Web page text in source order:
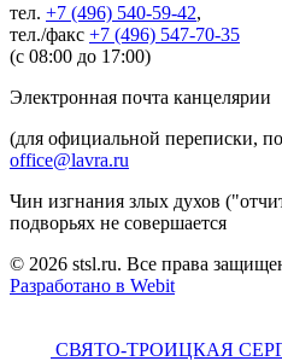
тел. +7 (496) 540-59-42,
тел./факс +7 (496) 547-70-35
(с 08:00 до 17:00)
Электронная почта канцелярии
(для официальной переписки,
office@lavra.ru
Чин изгнания злых духов
подворьях не совершается
© 2026 stsl.ru. Все права
Разработано в Webit
СВЯТО-ТРОИЦКАЯ